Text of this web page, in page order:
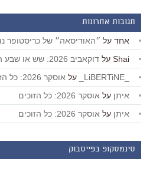
תגובות אחרונות
אחד על ״האודיסאה״ של כריסטופר
Shai על דוקאביב 2026: שש או שבע המלצות
על אוסקר 2026: כל הזוכים
איתן על אוסקר 2026: כל הזוכים
איתן על אוסקר 2026: כל הזוכים
סינמסקופ בפייסבוק